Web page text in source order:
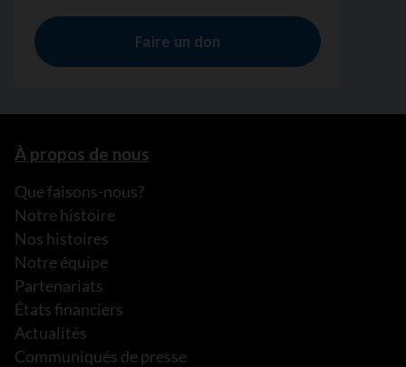
À propos de nous
Que faisons-nous?
Notre histoire
Nos histoires
Notre équipe
Partenariats
États financiers
Actualités
Communiqués de presse